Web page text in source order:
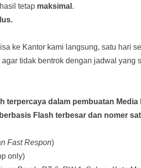
tetap maksimal .
ke Kantor kami langsung, satu hari
tidak bentrok dengan jadwal yang
terpercaya dalam pembuatan
berbasis Flash terbesar dan nomer
Fast Respon)
only)